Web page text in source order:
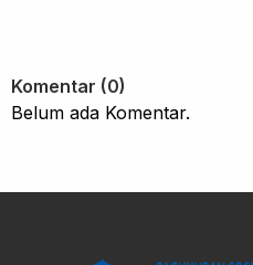
Komentar (0)
Belum ada Komentar.